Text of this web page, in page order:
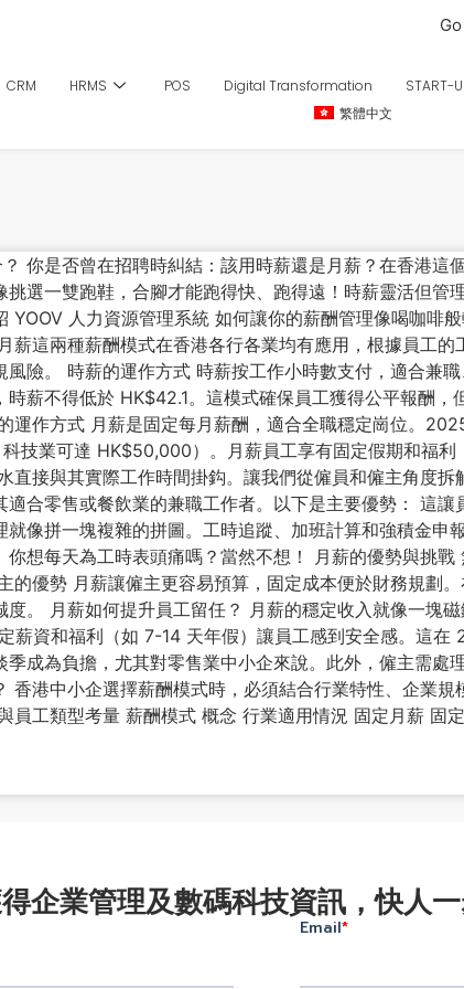
CRM HRMS POS Digital Transformation START-
繁體中文
你是否曾在招聘時糾結：該用時薪還是月薪？在香港這
挑選一雙跑鞋，合腳才能跑得快、跑得遠！時薪靈活但管
YOOV 人力資源管理系統 如何讓你的薪酬管理像喝咖啡
薪這兩種薪酬模式在香港各行各業均有應用，根據員工
風險。 時薪的運作方式 時薪按工作小時數支付，適合兼
時薪不得低於 HK$42.1。這模式確保員工獲得公平報酬
運作方式 月薪是固定每月薪酬，適合全職穩定崗位。
技業可達 HK$50,000）。月薪員工享有固定假期和福
直接與其實際工作時間掛鈎。讓我們從僱員和僱主角度
適合零售或餐飲業的兼職工作者。以下是主要優勢： 這
就像拼一塊複雜的拼圖。工時追蹤、加班計算和強積金申
你想每天為工時表頭痛嗎？當然不想！ 月薪的優勢與挑
的優勢 月薪讓僱主更容易預算，固定成本便於財務規劃
度。 月薪如何提升員工留任？ 月薪的穩定收入就像一塊
薪資和福利（如 7-14 天年假）讓員工感到安全感。這
季成為負擔，尤其對零售業中小企來說。此外，僱主需
香港中小企選擇薪酬模式時，必須結合行業特性、企業
員工類型考量 薪酬模式 概念 行業適用情況 固定月薪 固
企業管理及數碼科技資訊，快人一